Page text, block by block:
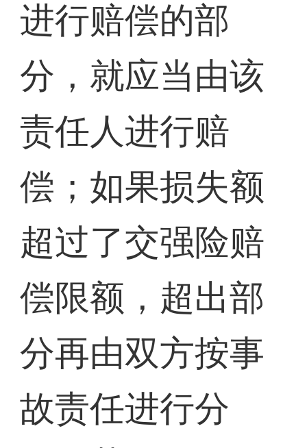
进行赔偿的部
分，就应当由该
责任人进行赔
偿；如果损失额
超过了交强险赔
偿限额，超出部
分再由双方按事
故责任进行分